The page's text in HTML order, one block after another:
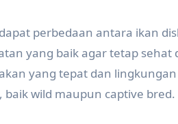
perbedaan antara ikan
yang baik agar tetap
yang tepat dan
baik wild maupun captive bred.